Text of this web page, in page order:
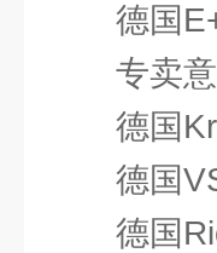
德国
专卖
德国
德国
德国